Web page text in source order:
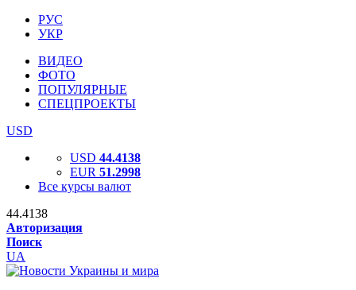
РУС
УКР
ВИДЕО
ФОТО
ПОПУЛЯРНЫЕ
СПЕЦПРОЕКТЫ
USD
USD 44.4138
EUR 51.2998
Все курсы валют
44.4138
Авторизация
Поиск
UA